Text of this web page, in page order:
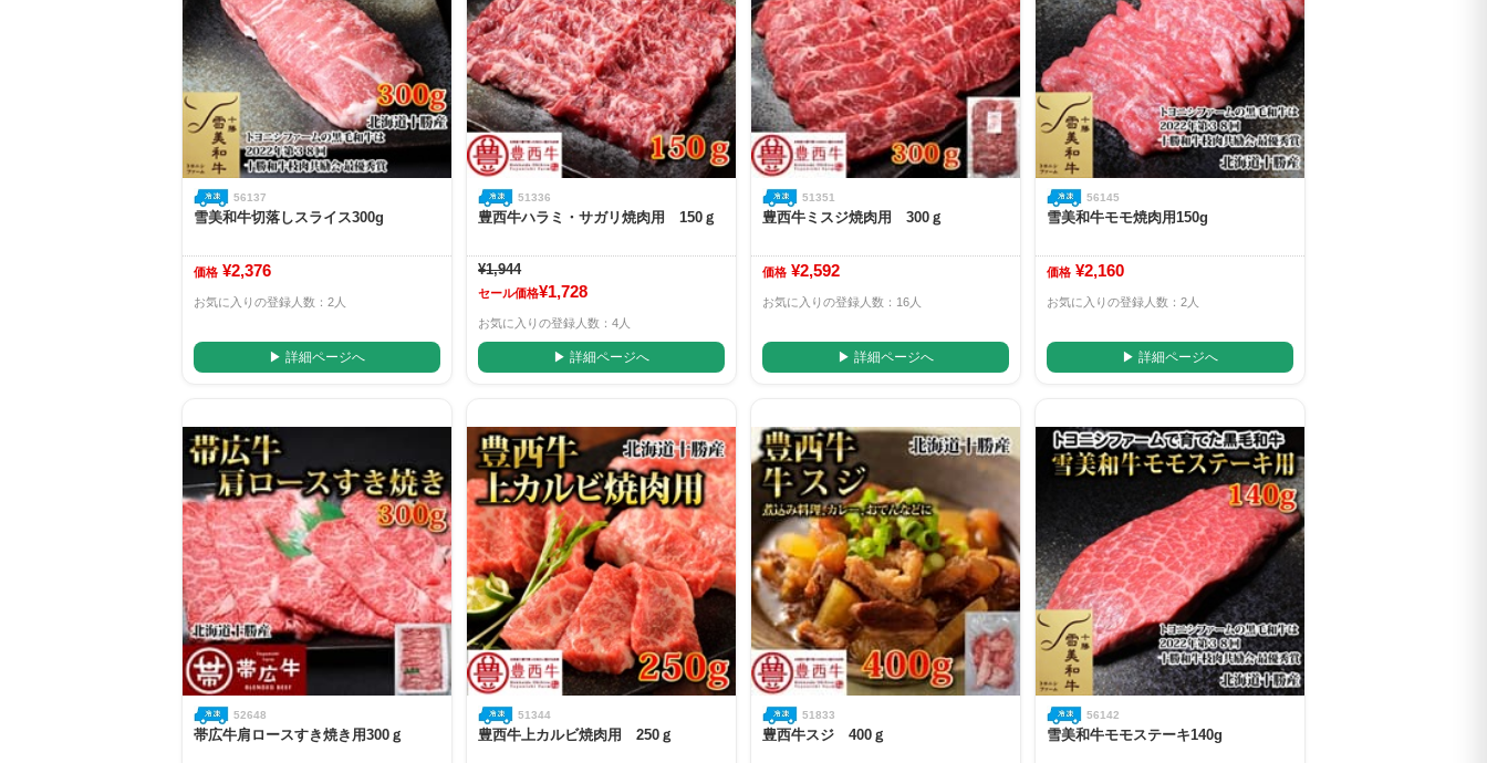
56137
雪美和牛切落しスライス300g
価格 ¥2,376
お気に入りの登録人数：2人
▶ 詳細ページへ
51336
豊西牛ハラミ・サガリ焼肉用 150ｇ
¥1,944
セール価格¥1,728
お気に入りの登録人数：4人
▶ 詳細ページへ
51351
豊西牛ミスジ焼肉用 300ｇ
価格 ¥2,592
お気に入りの登録人数：16人
▶ 詳細ページへ
56145
雪美和牛モモ焼肉用150g
価格 ¥2,160
お気に入りの登録人数：2人
▶ 詳細ページへ
52648
帯広牛肩ロースすき焼き用300ｇ
51344
豊西牛上カルビ焼肉用 250ｇ
51833
豊西牛スジ 400ｇ
56142
雪美和牛モモステーキ140g